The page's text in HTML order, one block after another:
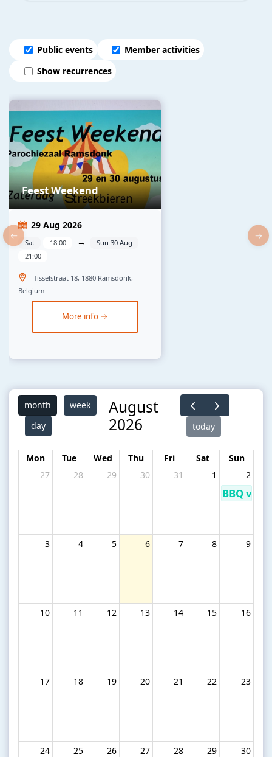
Public events
Member activities
Show recurrences
Feest Weekend
29 Aug 2026
Sat 18:00 →
Sun 30 Aug
21:00
Tisselstraat 18, 1880 Ramsdonk,
Belgium
More info
month
week
day
August
2026
today
Mon Tue Wed Thu Fri Sat
Sun
27
28 29 30 31 1 2
BBQ
3 4 5 6 7 8 9
10 11 12 13 14 15 16
17 18 19 20 21 22 23
24 25 26 27 28 29 30